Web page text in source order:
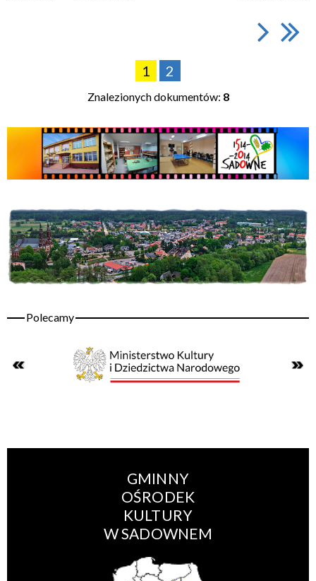
1 2
Znalezionych dokumentów: 8
GMINNY
OŚRODEK
KULTURY
W SADOWNEM